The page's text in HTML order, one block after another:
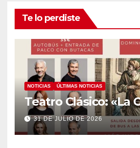
Te lo perdiste
NOTICIAS ÚLTIMAS NOTICIAS
Teatro Clásico: «La
31 DE JULIO DE 2026